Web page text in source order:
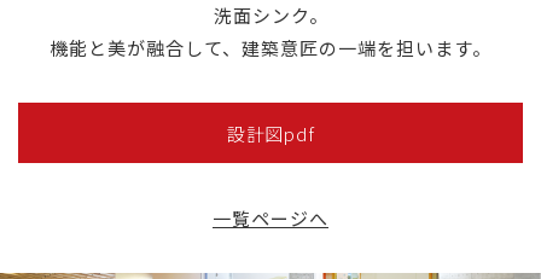
洗面シンク。
機能と美が融合して、建築意匠の一端を担います。
設計図pdf
一覧ページへ